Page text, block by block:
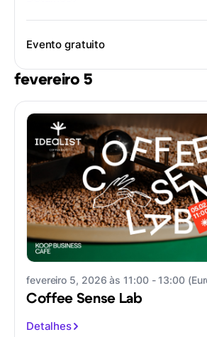
Evento gratuito
fevereiro 5
fevereiro 5, 2026 às 11:00 - 13:00
Coffee Sense Lab
Detalhes